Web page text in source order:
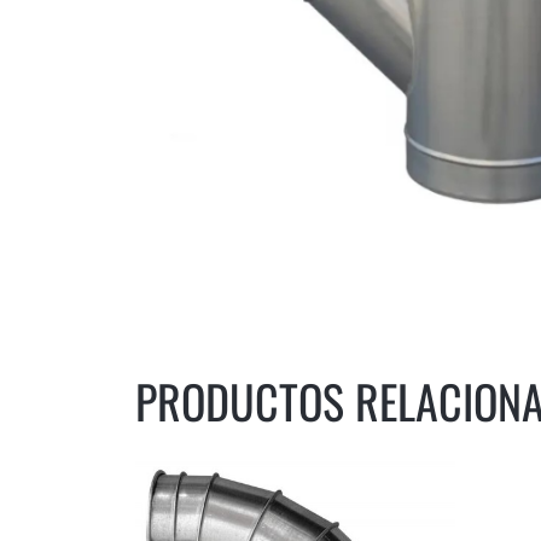
PRODUCTOS